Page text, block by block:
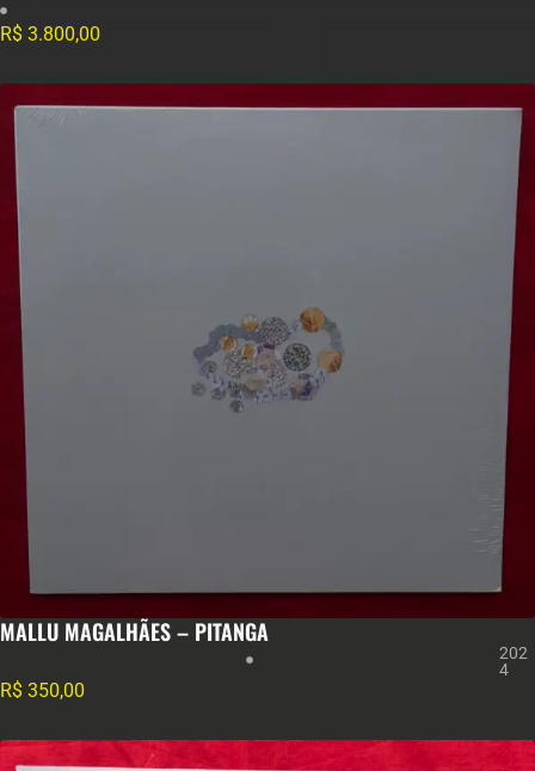
R$ 3.800,00
MALLU MAGALHÃES – PITANGA
202
4
R$ 350,00